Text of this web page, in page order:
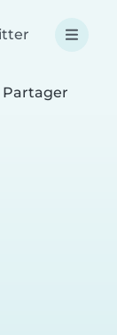
Partager